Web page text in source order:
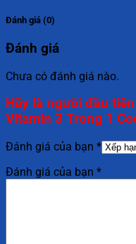
Đánh giá (0)
Đánh giá
Chưa có đánh giá nào.
Hãy là người đầu
Vitamin 3 Trong 1
Đánh giá của bạn *
Đánh giá của bạn *